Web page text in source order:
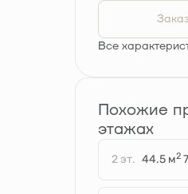
Все
Похожие
этажах
2 эт. 44.5 м2